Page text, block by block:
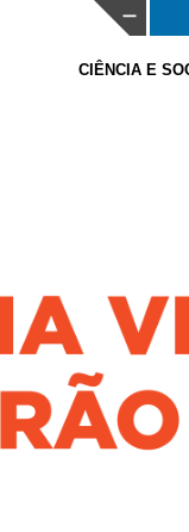
CIÊNCIA E